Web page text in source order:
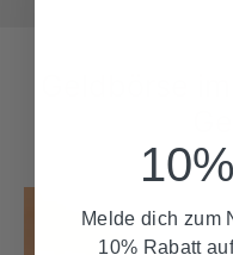
Melde dich zum
10% Rabatt